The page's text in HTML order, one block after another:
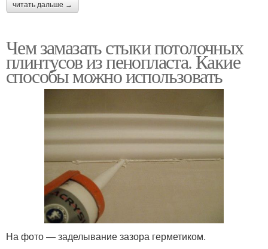
читать дальше →
Чем замазать стыки потолочных
плинтусов из пенопласта. Какие
способы можно использовать
На фото — заделывание зазора герметиком.